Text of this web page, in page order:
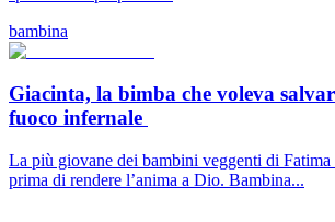
bambina
Giacinta, la bimba che voleva
fuoco infernale
La più giovane dei bambini veggenti di
prima di rendere l’anima a Dio. Bambina...